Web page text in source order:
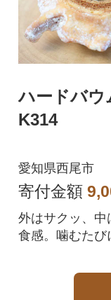
ハードバ
K314
愛知県西尾市
寄付金額
外はサクッ、中
食感。噛むたび